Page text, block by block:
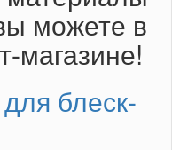
можете в
магазине!
блеск-